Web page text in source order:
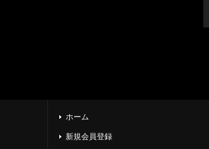
ホーム
新規会員登録